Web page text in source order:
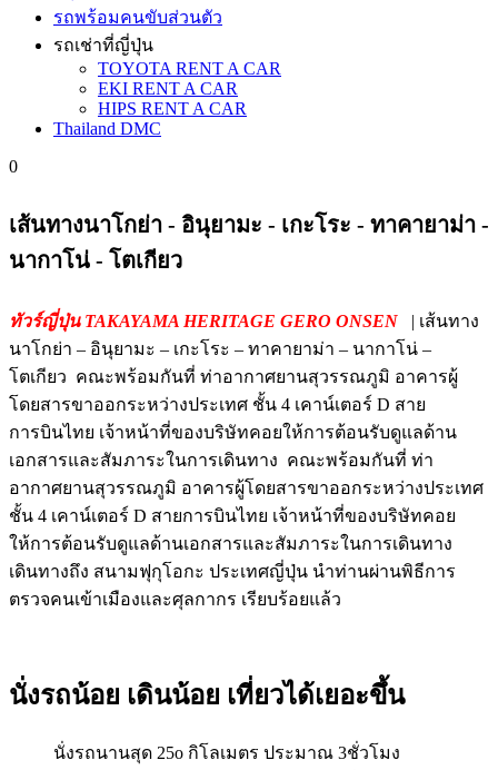
รถพร้อมคนขับส่วนตัว
รถเช่าที่ญี่ปุ่น
TOYOTA RENT A CAR
EKI RENT A CAR
HIPS RENT A CAR
Thailand DMC
0
เส้นทางนาโกย่า - อินุยามะ - เกะโระ - ทาคายาม่า -
นากาโน่ - โตเกียว
ทัวร์ญี่ปุ่น TAKAYAMA HERITAGE GERO ONSEN | เส้นทาง
นาโกย่า – อินุยามะ – เกะโระ – ทาคายาม่า – นากาโน่ –
โตเกียว คณะพร้อมกันที่ ท่าอากาศยานสุวรรณภูมิ อาคารผู้
โดยสารขาออกระหว่างประเทศ ชั้น 4 เคาน์เตอร์ D สาย
การบินไทย เจ้าหน้าที่ของบริษัทคอยให้การต้อนรับดูแลด้าน
เอกสารและสัมภาระในการเดินทาง คณะพร้อมกันที่ ท่า
อากาศยานสุวรรณภูมิ อาคารผู้โดยสารขาออกระหว่างประเทศ
ชั้น 4 เคาน์เตอร์ D สายการบินไทย เจ้าหน้าที่ของบริษัทคอย
ให้การต้อนรับดูแลด้านเอกสารและสัมภาระในการเดินทาง
เดินทางถึง สนามฟุกุโอกะ ประเทศญี่ปุ่น นำท่านผ่านพิธีการ
ตรวจคนเข้าเมืองและศุลกากร เรียบร้อยแล้ว
นั่งรถน้อย เดินน้อย เที่ยวได้เยอะขึ้น
นั่งรถนานสุด 25o กิโลเมตร ประมาณ 3ชั่วโมง